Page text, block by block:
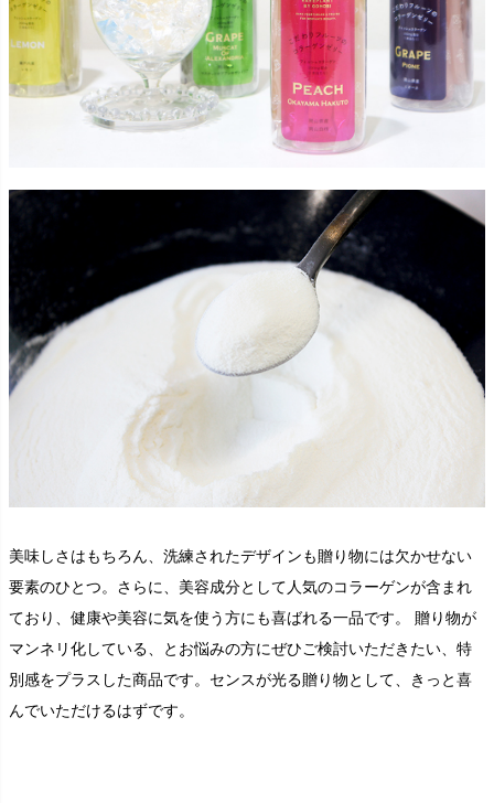
美味しさはもちろん、洗練されたデザインも贈り物には欠かせない
要素のひとつ。さらに、美容成分として人気のコラーゲンが含まれ
ており、健康や美容に気を使う方にも喜ばれる一品です。 贈り物が
マンネリ化している、とお悩みの方にぜひご検討いただきたい、特
別感をプラスした商品です。センスが光る贈り物として、きっと喜
んでいただけるはずです。